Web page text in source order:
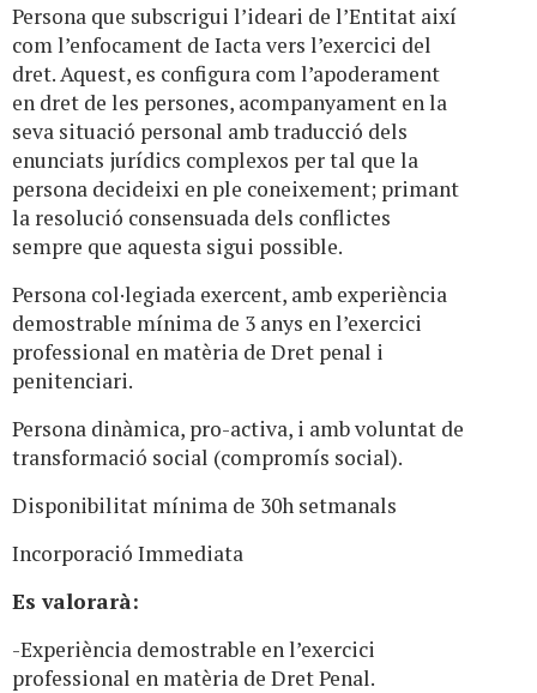
Persona que subscrigui l’ideari de l’Entitat així
com l’enfocament de Iacta vers l’exercici del
dret. Aquest, es configura com l’apoderament
en dret de les persones, acompanyament en la
seva situació personal amb traducció dels
enunciats jurídics complexos per tal que la
persona decideixi en ple coneixement; primant
la resolució consensuada dels conflictes
sempre que aquesta sigui possible.
Persona col·legiada exercent, amb experiència
demostrable mínima de 3 anys en l’exercici
professional en matèria de Dret penal i
penitenciari.
Persona dinàmica, pro-activa, i amb voluntat de
transformació social (compromís social).
Disponibilitat mínima de 30h setmanals
Incorporació Immediata
Es valorarà:
-Experiència demostrable en l’exercici
professional en matèria de Dret Penal.